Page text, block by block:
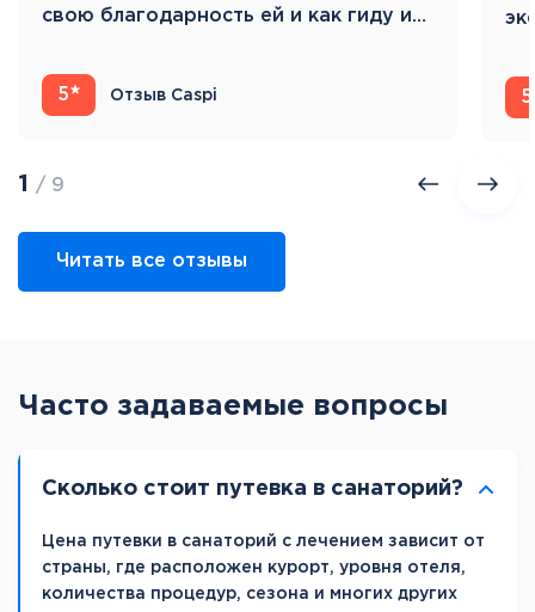
свою благодарность ей и как гиду и…
5 Отзыв Caspi 5
1 / 9
Читать все отзывы
Часто задаваемые вопросы
Сколько стоит путевка в санаторий?
Цена путевки в санаторий с лечением зависит от
страны, где расположен курорт, уровня отеля,
количества процедур, сезона и многих других